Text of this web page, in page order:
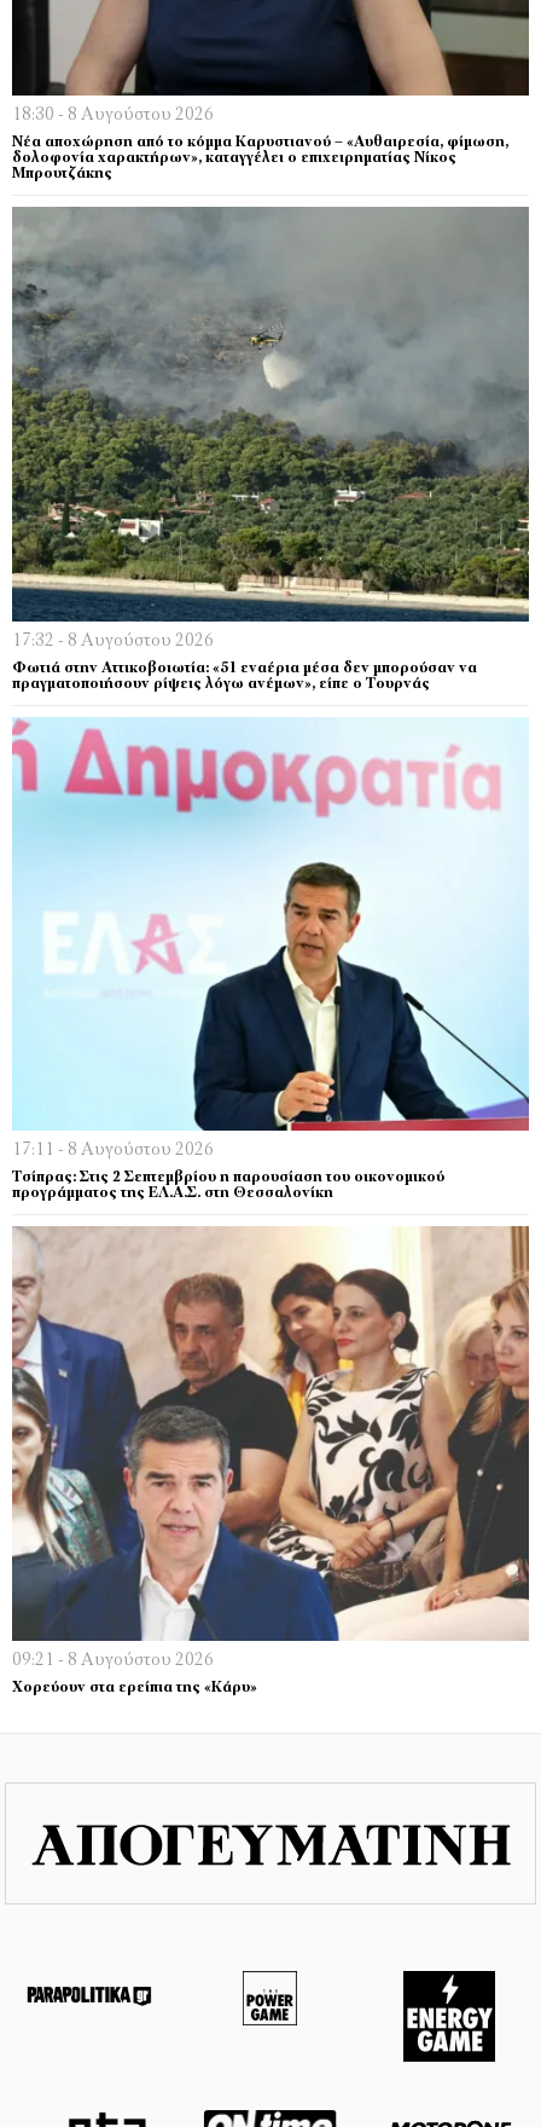
18:30 - 8 Αυγούστου 2026
Νέα αποχώρηση από το κόμμα Καρυστιανού – «Αυθαιρεσία, φίμωση,
δολοφονία χαρακτήρων», καταγγέλει ο επιχειρηματίας Νίκος
Μπρουτζάκης
17:32 - 8 Αυγούστου 2026
Φωτιά στην Αττικοβοιωτία: «51 εναέρια μέσα δεν μπορούσαν να
πραγματοποιήσουν ρίψεις λόγω ανέμων», είπε ο Τουρνάς
17:11 - 8 Αυγούστου 2026
Τσίπρας: Στις 2 Σεπτεμβρίου η παρουσίαση του οικονομικού
προγράμματος της ΕΛ.Α.Σ. στη Θεσσαλονίκη
09:21 - 8 Αυγούστου 2026
Χορεύουν στα ερείπια της «Κάρυ»